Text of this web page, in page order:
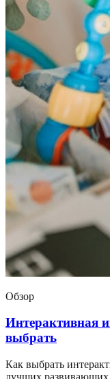
Обзор
Интерактивная
выбрать
Как выбрать